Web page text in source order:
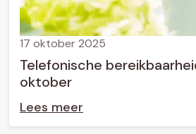
Telefonische
oktober
17 oktober 2025
Lees meer